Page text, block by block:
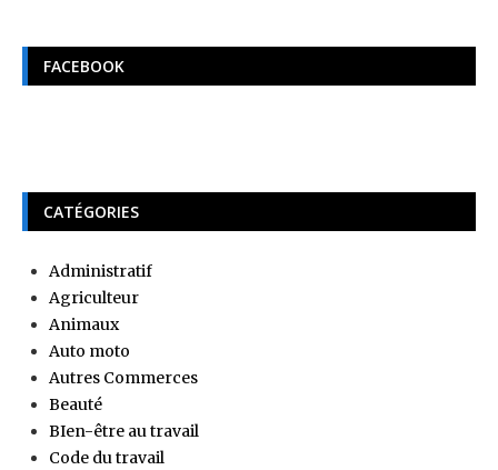
FACEBOOK
CATÉGORIES
Administratif
Agriculteur
Animaux
Auto moto
Autres Commerces
Beauté
BIen-être au travail
Code du travail